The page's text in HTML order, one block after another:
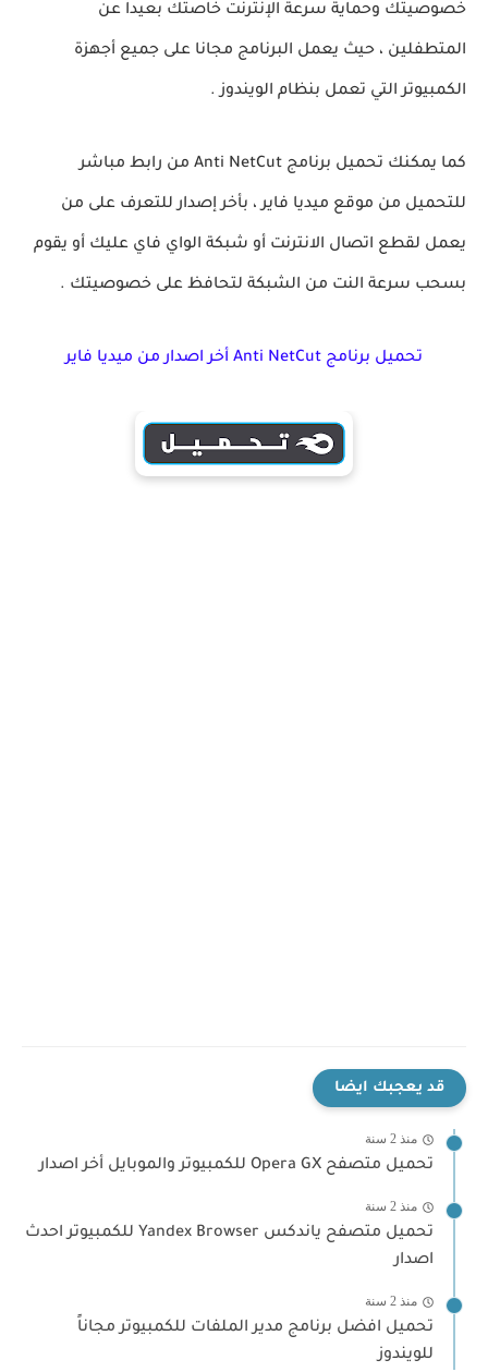
خصوصيتك وحماية سرعة الإنترنت خاصتك بعيداً عن
المتطفلين ، حيث يعمل البرنامج مجانا على جميع أجهزة
الكمبيوتر التي تعمل بنظام الويندوز .
كما يمكنك تحميل برنامج Anti NetCut من رابط مباشر
للتحميل من موقع ميديا فاير ، بأخر إصدار للتعرف على من
يعمل لقطع اتصال الانترنت أو شبكة الواي فاي عليك أو يقوم
بسحب سرعة النت من الشبكة لتحافظ على خصوصيتك .
تحميل برنامج Anti NetCut أخر اصدار من ميديا فاير
قد يعجبك ايضا
منذ 2 سنة
تحميل متصفح Opera GX للكمبيوتر والموبايل أخر اصدار
منذ 2 سنة
تحميل متصفح ياندكس Yandex Browser للكمبيوتر احدث
اصدار
منذ 2 سنة
تحميل افضل برنامج مدير الملفات للكمبيوتر مجاناً
للويندوز